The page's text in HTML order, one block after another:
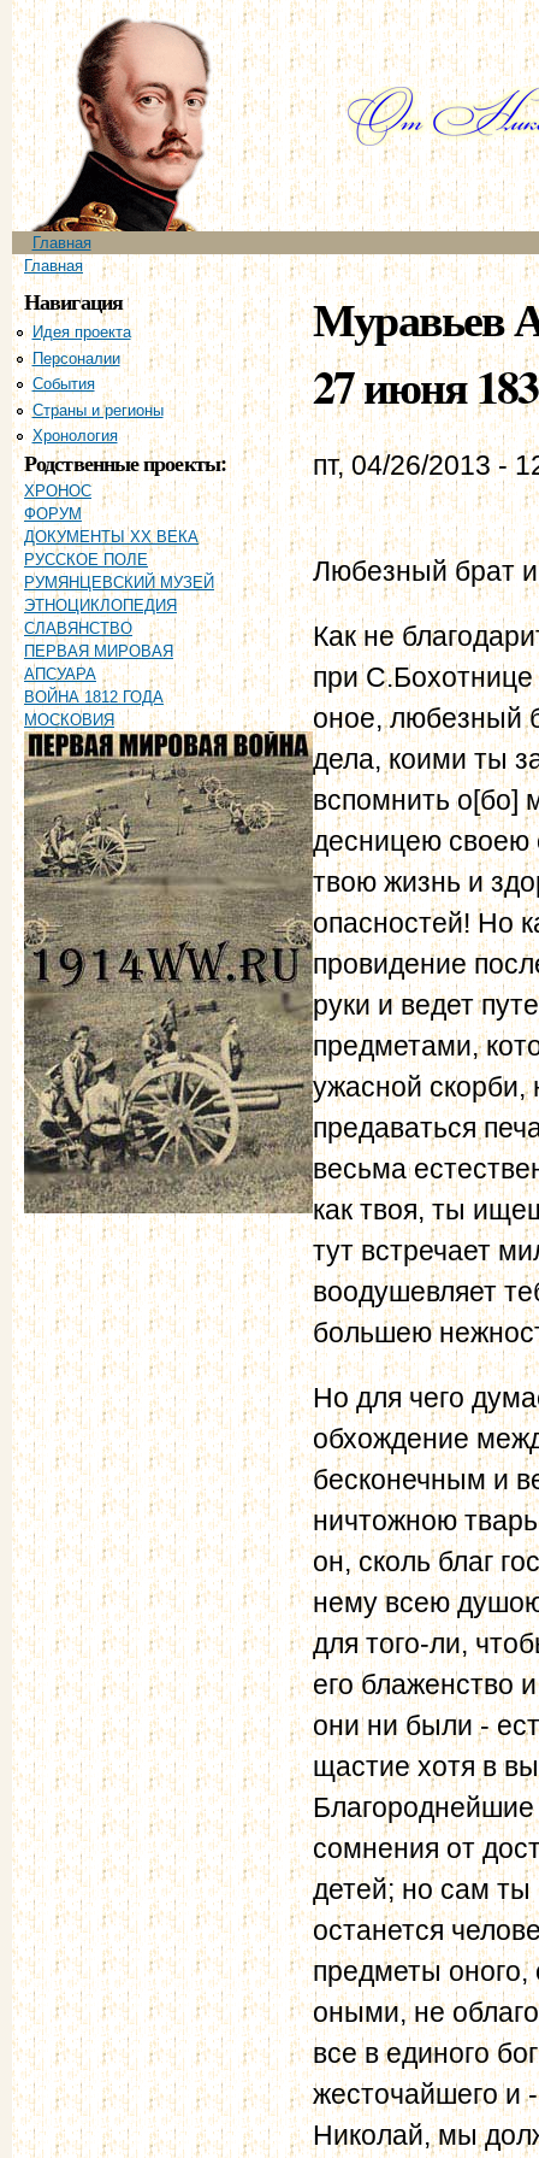
Главное меню
Главная
Вы здесь
Главная
Навигация
Идея проекта
Персоналии
События
Страны и регионы
Хронология
Родственные проекты:
ХРОНОС
ФОРУМ
ДОКУМЕНТЫ XX ВЕКА
РУССКОЕ ПОЛЕ
РУМЯНЦЕВСКИЙ МУЗЕЙ
ЭТНОЦИКЛОПЕДИЯ
СЛАВЯНСТВО
ПЕРВАЯ МИРОВАЯ
АПСУАРА
ВОЙНА 1812 ГОДА
МОСКОВИЯ
Муравьев
27 июня
пт, 04/26/2013 -
Любезный брат
Как не
при С.Бохотнице
оное, любезный
дела, коими ты
вспомнить о[бо]
десницею своею
твою жизнь и
опасностей! Но
провидение
руки и ведет
предметами,
ужасной
предаваться
весьма
как твоя, ты
тут встречает
воодушевляет
большею
Но для чего
обхождение
бесконечным и
ничтожною
он, сколь благ
нему всею
для того-ли,
его блаженство
они ни были -
щастие хотя в
Благороднейшие
сомнения от
детей; но сам
останется
предметы оного,
оными, не
все в единого
жесточайшего и
Николай, мы